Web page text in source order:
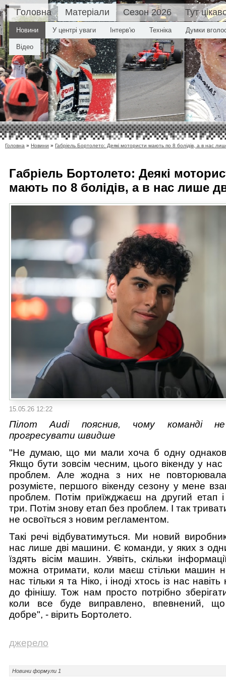
Головна Матеріали
Новини У центрі уваги Інтерв'ю Техніка Думки
Відео
Сезон 2026 Тут
Головна » Новини » Габріель Бортолето: Деякі мотористи мають по 8 болідів, а в нас
Габріель Бортолето: Деякі
мають по 8 болідів, а в нас лише
15.05.26 12:22
Пілот Audi пояснив, чому команді
прогресувати швидше
"Не думаю, що ми мали хоча б одну
Якщо бути зовсім чесним, цього вікенду у нас
проблем. Але жодна з них не
розумієте, першого вікенду сезону у мене
проблем. Потім приїжджаєш на другий етап
три. Потім знову етап без проблем. І так
не освоїться з новим регламентом.
Такі речі відбуватимуться. Ми новий
нас лише дві машини. Є команди, у яких з
їздять вісім машин. Уявіть, скільки
можна отримати, коли маєш стільки машин
нас тільки я та Ніко, і іноді хтось із нас
до фінішу. Тож нам просто потрібно
коли все буде виправлено, впевнений,
добре", - вірить Бортолето.
джерело
Новини формули 1